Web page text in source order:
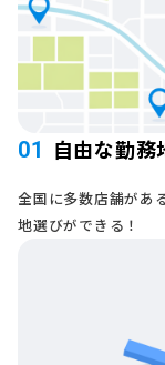
01 自由な勤務
全国に多数店舗があ
地選びができる！